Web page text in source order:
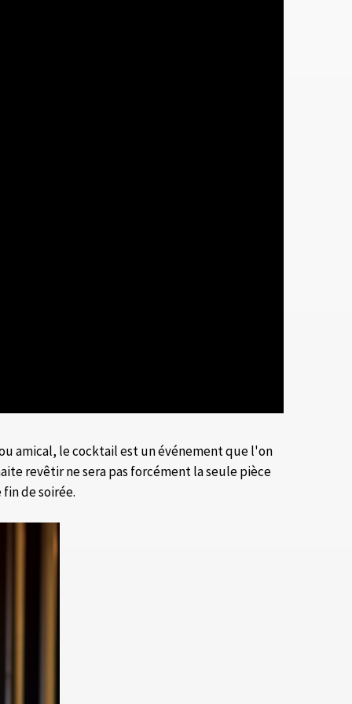
amical, le cocktail est un événement que l'on
revêtir ne sera pas forcément la seule pièce
de soirée.